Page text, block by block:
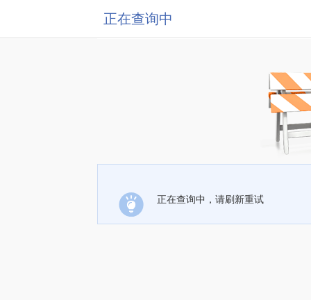
正在查询中
正在查询中，请刷新重试